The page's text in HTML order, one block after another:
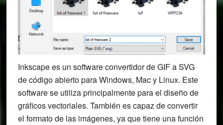
Inkscape es un software convertidor de GIF a SVG
de código abierto para Windows, Mac y Linux. Este
software se utiliza principalmente para el diseño de
gráficos vectoriales. También es capaz de convertir
el formato de las imágenes, ya que tiene una función